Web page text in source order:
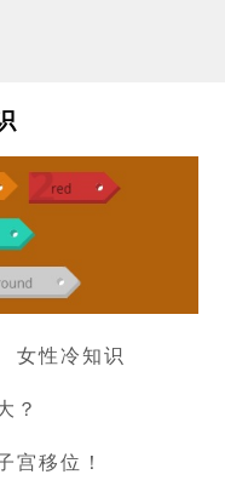
女性冷知识
？
宫移位！